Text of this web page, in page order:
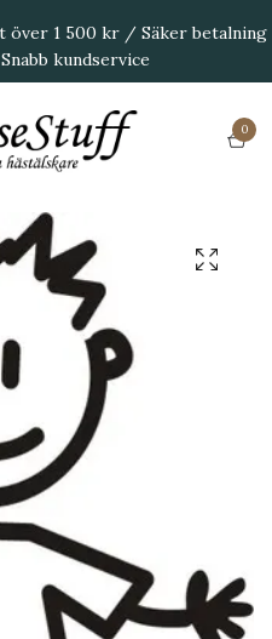
1 500 kr / Säker betalning
kundservice
0